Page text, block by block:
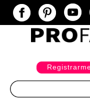
R